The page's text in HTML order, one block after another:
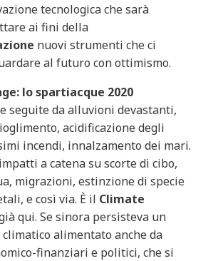
tecnologica che sarà
ai fini della
nuovi strumenti che ci
al futuro con ottimismo.
lo spartiacque 2020
seguite da alluvioni devastanti,
acidificazione degli
incendi, innalzamento dei mari.
a catena su scorte di cibo,
migrazioni, estinzione di specie
e così via. È il Climate
qui. Se sinora persisteva un
alimentato anche da
finanziari e politici, che si